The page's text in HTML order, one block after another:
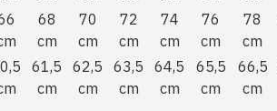
68
cm
70
cm
72
cm
74
cm
76
cm
78
cm
61,5
cm
62,5
cm
63,5
cm
64,5
cm
65,5
cm
66,5
cm